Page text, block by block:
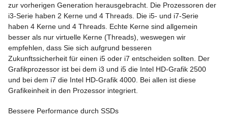
zur vorherigen Generation herausgebracht. Die Prozessoren der
i3-Serie haben 2 Kerne und 4 Threads. Die i5- und i7-Serie
haben 4 Kerne und 4 Threads. Echte Kerne sind allgemein
besser als nur virtuelle Kerne (Threads), weswegen wir
empfehlen, dass Sie sich aufgrund besseren
Zukunftssicherheit für einen i5 oder i7 entscheiden sollten. Der
Grafikprozessor ist bei dem i3 und i5 die Intel HD-Grafik 2500
und bei dem i7 die Intel HD-Grafik 4000. Bei allen ist diese
Grafikeinheit in den Prozessor integriert.
Bessere Performance durch SSDs